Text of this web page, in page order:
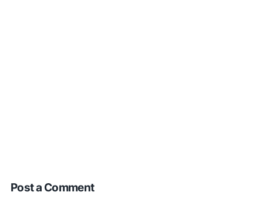
Post a Comment